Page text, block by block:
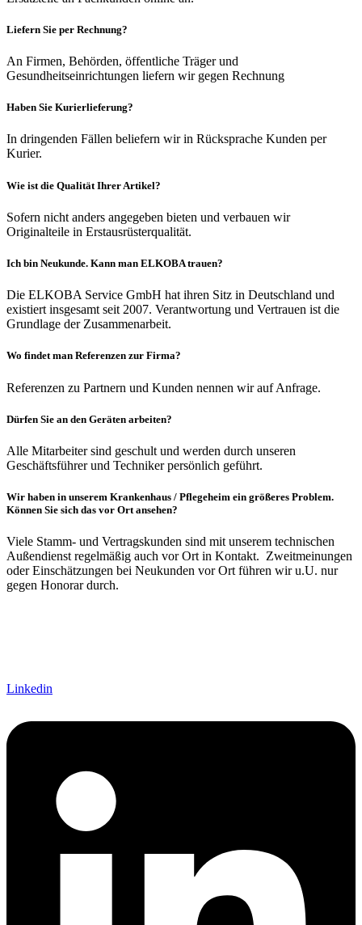
Liefern Sie per Rechnung?
An Firmen, Behörden, öffentliche Träger und
Gesundheitseinrichtungen liefern wir gegen Rechnung
Haben Sie Kurierlieferung?
In dringenden Fällen beliefern wir in Rücksprache Kunden per
Kurier.
Wie ist die Qualität Ihrer Artikel?
Sofern nicht anders angegeben bieten und verbauen wir
Originalteile in Erstausrüsterqualität.
Ich bin Neukunde. Kann man ELKOBA trauen?
Die ELKOBA Service GmbH hat ihren Sitz in Deutschland und
existiert insgesamt seit 2007. Verantwortung und Vertrauen ist die
Grundlage der Zusammenarbeit.
Wo findet man Referenzen zur Firma?
Referenzen zu Partnern und Kunden nennen wir auf Anfrage.
Dürfen Sie an den Geräten arbeiten?
Alle Mitarbeiter sind geschult und werden durch unseren
Geschäftsführer und Techniker persönlich geführt.
Wir haben in unserem Krankenhaus / Pflegeheim ein größeres Problem.
Können Sie sich das vor Ort ansehen?
Viele Stamm- und Vertragskunden sind mit unserem technischen
Außendienst regelmäßig auch vor Ort in Kontakt. Zweitmeinungen
oder Einschätzungen bei Neukunden vor Ort führen wir u.U. nur
gegen Honorar durch.
Linkedin